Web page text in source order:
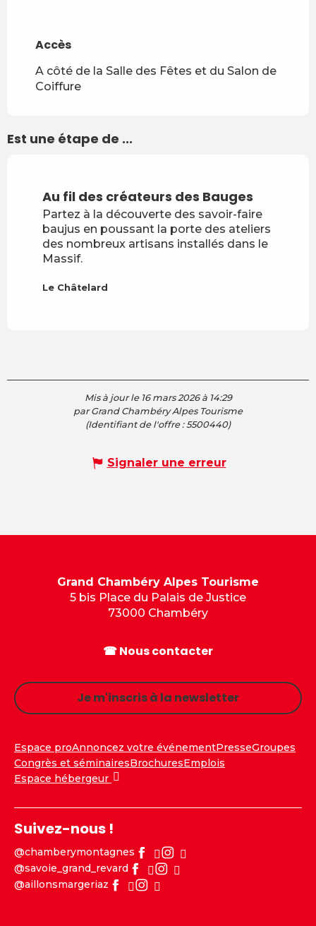
Accès
Accès
A côté de la Salle des Fêtes et du Salon de
Coiffure
Est une étape de ...
Au fil des créateurs des Bauges
Partez à la découverte des savoir-faire
baujus en poussant la porte des ateliers
des nombreux artisans installés dans le
Massif.
Le Châtelard
Mis à jour le 16 mars 2026 à 14:29
par Grand Chambéry Alpes Tourisme
(Identifiant de l'offre :5500440)
Signaler une erreur
Grand Chambéry Alpes Tourisme
5 bis Place du Palais de Justice
73000 Chambéry
☎ Nous contacter
Je m'inscris à la newsletter
Espace proAnnoncez votre événementPresseGroupes
Congrès et séminairesBrochuresEmplois
Espace hébergeur
Suivez-nous !
@chamberymontagnes
@savoie_grand_revard
@aillonsmargeriaz